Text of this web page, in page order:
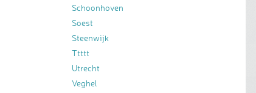
Schoonhoven
Soest
Steenwijk
Ttttt
Utrecht
Veghel